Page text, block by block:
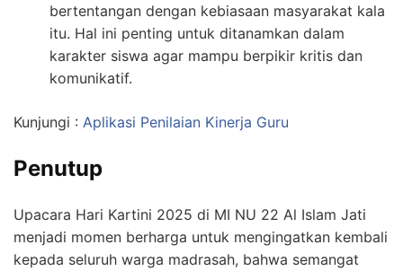
bertentangan dengan kebiasaan masyarakat kala
itu. Hal ini penting untuk ditanamkan dalam
karakter siswa agar mampu berpikir kritis dan
komunikatif.
Kunjungi : Aplikasi Penilaian Kinerja Guru
Penutup
Upacara Hari Kartini 2025 di MI NU 22 Al Islam Jati
menjadi momen berharga untuk mengingatkan kembali
kepada seluruh warga madrasah, bahwa semangat